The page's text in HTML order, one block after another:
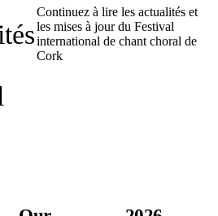
Continuez à lire les actualités et
les mises à jour du Festival
international de chant choral de
Cork